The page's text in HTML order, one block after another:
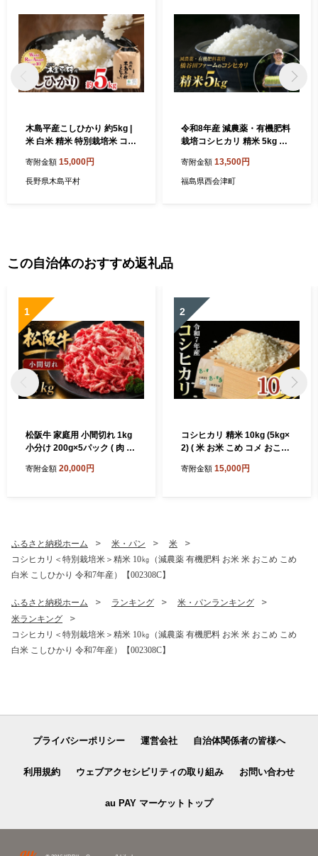
木島平産こしひかり 約5kg |
米 白米 精米 特別栽培米 コシ
め 減農薬 長野県 木島平村 信
州
寄附金額 15,000円
長野県木島平村
令和8年産 減農薬・有機肥料
栽培コシヒカリ 精米 5kg 米
県 西会津町 F4D-2471
寄附金額 13,500円
福島県西会津町
この自治体のおすすめ返礼品
1
松阪牛 家庭用 小間切れ 1kg
小分け 200g×5パック ( 肉 牛
牛 松阪牛 松坂牛 小間切れ こ
02361A】
寄附金額 20,000円
2
コシヒカリ 精米 10kg (5kg×
2) ( 米 お米 こめ コメ おこめ
カリ 令和7年産コシヒカリ 松
寄附金額 15,000円
ふるさと納税ホーム 米・パン
米
コシヒカリ＜特別栽培米＞精米 10㎏（減農薬 有機肥料 お米 米 おこめ こめ
白米 こしひかり 令和7年産）【002308C】
ふるさと納税ホーム ランキング
米・パンランキング
米ランキング
コシヒカリ＜特別栽培米＞精米 10㎏（減農薬 有機肥料 お米 米 おこめ こめ
白米 こしひかり 令和7年産）【002308C】
プライバシーポリシー 運営会社 自治体関係者の皆様へ
利用規約 ウェブアクセシビリティの取り組み お問い合わせ
au PAY マーケットトップ